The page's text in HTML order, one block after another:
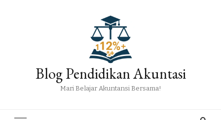
Blog Pendidikan Akuntasi
Mari Belajar Akuntansi Bersama!